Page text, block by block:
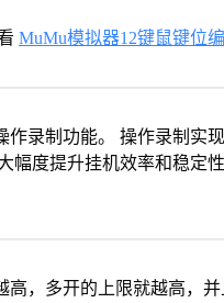
MuMu模拟器12键鼠键位
录制功能。 操作录制实
幅度提升挂机效率和稳定
，多开的上限就越高，